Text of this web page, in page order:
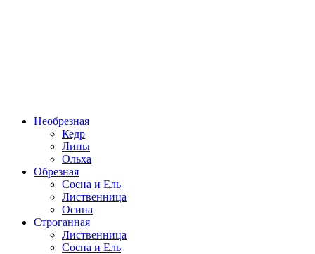
Необрезная
Кедр
Липы
Ольха
Обрезная
Cосна и Ель
Лиственница
Осина
Строганная
Лиственница
Сосна и Ель